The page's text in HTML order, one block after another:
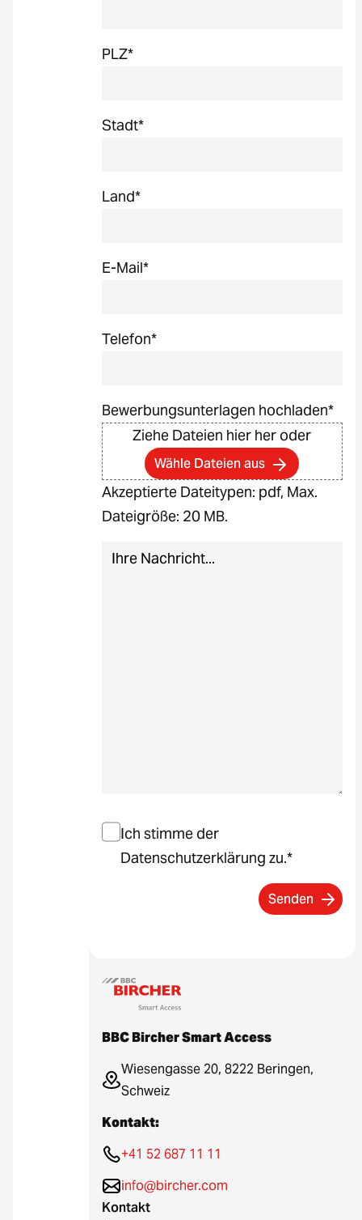
PLZ*
Stadt*
Land*
E-Mail*
Telefon*
Bewerbungsunterlagen hochladen*
Ziehe Dateien hier her oder
Wähle Dateien aus
Akzeptierte Dateitypen: pdf, Max.
Dateigröße: 20 MB.
Nachricht
Einwilligung*
Ich stimme der
Datenschutzerklärung zu.*
BBC Bircher Smart Access
Wiesengasse 20, 8222 Beringen,
Schweiz
Kontakt:
+41 52 687 11 11
info@bircher.com
Kontakt